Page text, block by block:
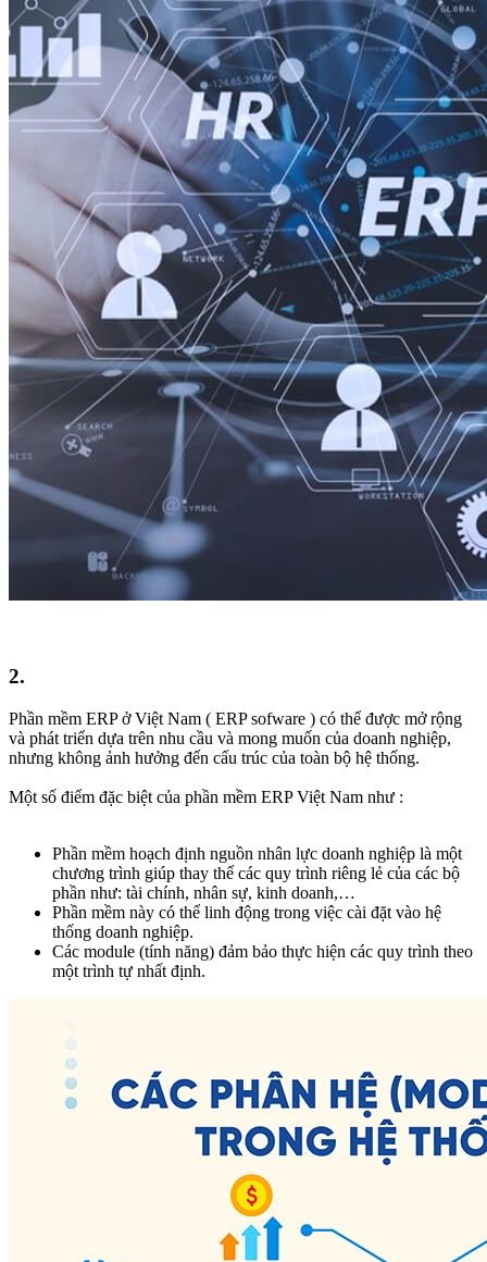
2.​
Phần mềm ERP ở Việt Nam ( ERP sofware ) có thể được mở rộng
và phát triển dựa trên nhu cầu và mong muốn của doanh nghiệp,
nhưng không ảnh hưởng đến cấu trúc của toàn bộ hệ thống.
Một số điểm đặc biệt của phần mềm ERP Việt Nam như :
Phần mềm hoạch định nguồn nhân lực doanh nghiệp là một
chương trình giúp thay thế các quy trình riêng lẻ của các bộ
phần như: tài chính, nhân sự, kinh doanh,…
Phần mềm này có thể linh động trong việc cài đặt vào hệ
thống doanh nghiệp.
Các module (tính năng) đảm bảo thực hiện các quy trình theo
một trình tự nhất định.